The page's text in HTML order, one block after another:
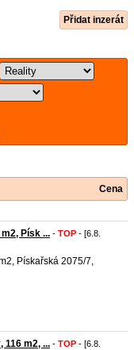
Přidat inzerát
Cena
Písk ... - TOP - [6.8.
Pískařská 2075/7,
116 m2, ... - TOP - [6.8.